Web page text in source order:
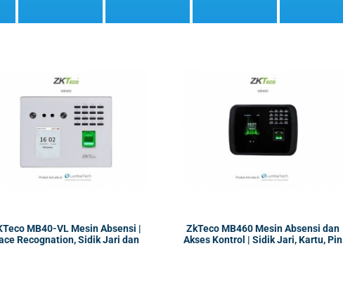
MB40-VL Mesin Absensi |
Recognation, Sidik Jari dan
ZkTeco MB460 Mesin Absensi dan
Akses Kontrol | Sidik Jari, Kartu, Pin